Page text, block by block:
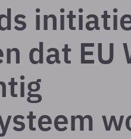
dat EU